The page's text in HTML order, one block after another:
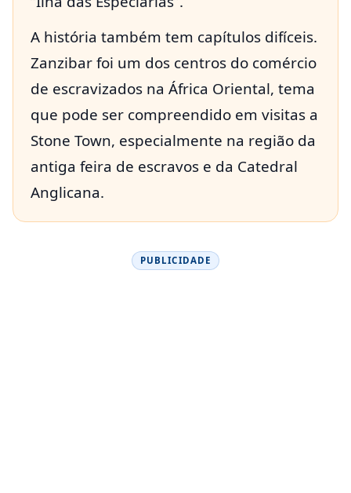
A história também tem capítulos difíceis.
Zanzibar foi um dos centros do comércio
de escravizados na África Oriental, tema
que pode ser compreendido em visitas a
Stone Town, especialmente na região da
antiga feira de escravos e da Catedral
Anglicana.
PUBLICIDADE